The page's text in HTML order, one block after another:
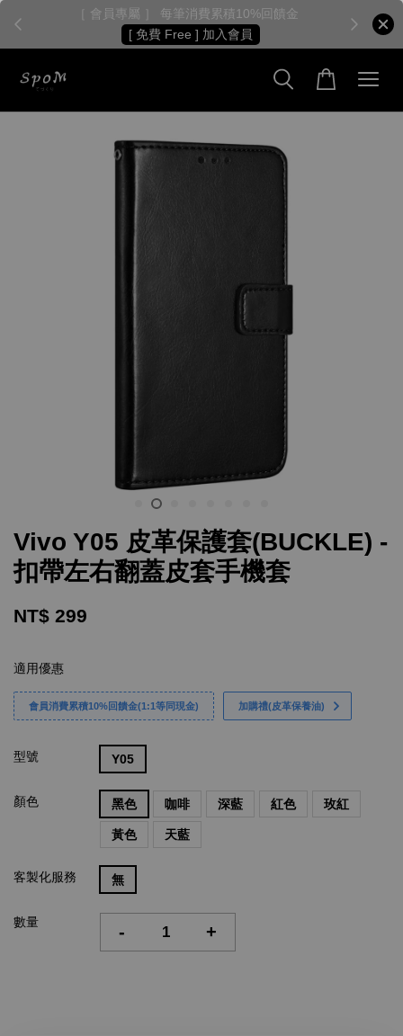
［ 會員專屬 ］ 每筆消費累積10%回饋金
[ 免費 Free ] 加入會員
Vivo Y05 皮革保護套(BUCKLE) -
扣帶左右翻蓋皮套手機套
NT$ 299
適用優惠
會員消費累積10%回饋金(1:1等同現金) 加購禮(皮革保養油)
型號 Y05
顏色 黑色 咖啡 深藍 紅色 玫紅
黃色 天藍
客製化服務 無
數量 - +